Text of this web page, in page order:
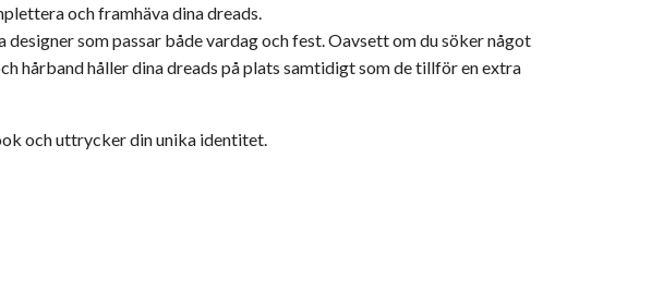
och framhäva dina dreads.
som passar både vardag och fest. Oavsett om du söker något
hårband håller dina dreads på plats samtidigt som de tillför en extra
och uttrycker din unika identitet.